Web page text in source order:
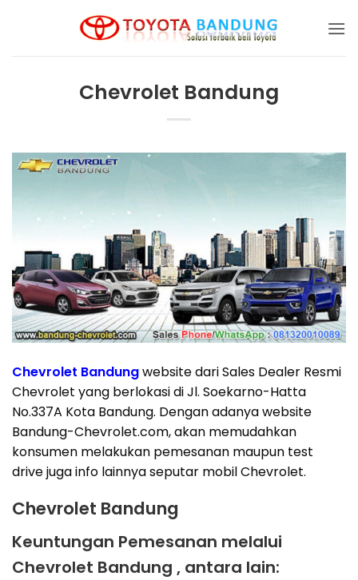
Chevrolet Bandung
Chevrolet Bandungwebsite dari Sales Dealer Resmi
Chevrolet yang berlokasi di Jl. Soekarno-Hatta
No.337A Kota Bandung. Dengan adanya website
Bandung-Chevrolet.com, akan memudahkan
konsumen melakukan pemesanan maupun test
drive juga info lainnya seputar mobil Chevrolet.
Chevrolet Bandung
Keuntungan Pemesanan melalui
Chevrolet Bandung , antara lain: